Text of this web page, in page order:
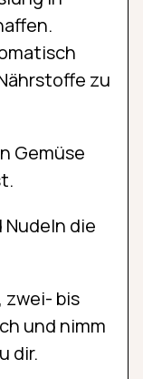
zu
Gemüse
Nudeln die
zwei- bis
und nimm
dir.